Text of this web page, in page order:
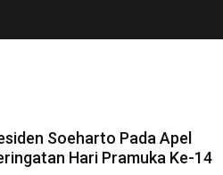
Soeharto Pada Apel
Hari Pramuka Ke-14